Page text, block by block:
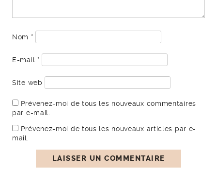
Nom *
E-mail *
Site web
Prévenez-moi de tous les nouveaux commentaires
par e-mail.
Prévenez-moi de tous les nouveaux articles par e-
mail.